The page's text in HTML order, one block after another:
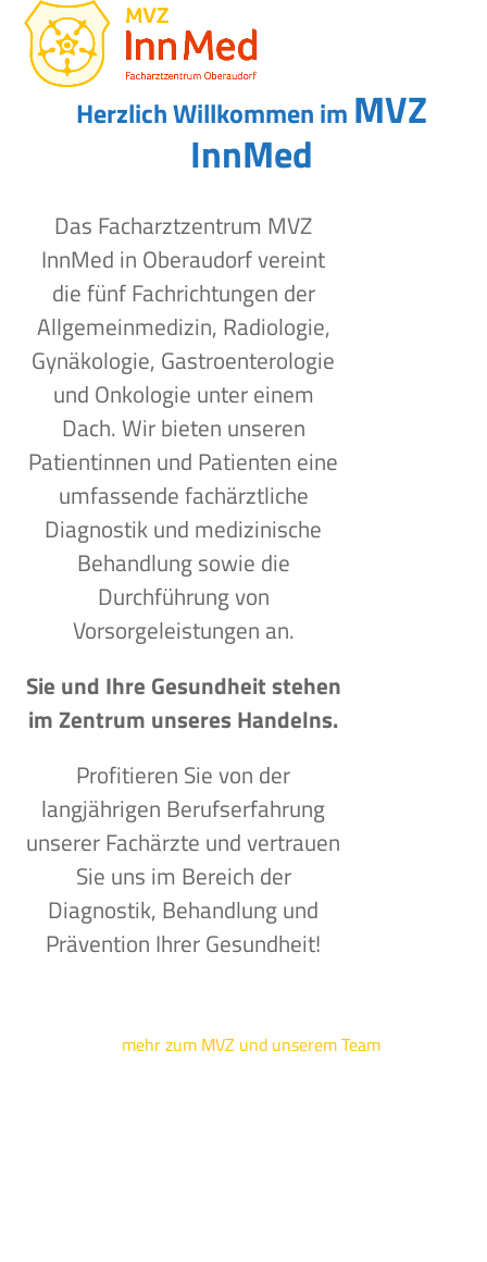
Skip
content
Open
mobile
menu
Close
mobile
menu
Herzlich Willkommen im MVZ
InnMed
Das Facharztzentrum MVZ
InnMed in Oberaudorf vereint
die fünf Fachrichtungen der
Allgemeinmedizin, Radiologie,
Gynäkologie, Gastroenterologie
und Onkologie unter einem
Dach. Wir bieten unseren
Patientinnen und Patienten eine
umfassende fachärztliche
Diagnostik und medizinische
Behandlung sowie die
Durchführung von
Vorsorgeleistungen an.
Sie und Ihre Gesundheit stehen
im Zentrum unseres Handelns.
Profitieren Sie von der
langjährigen Berufserfahrung
unserer Fachärzte und vertrauen
Sie uns im Bereich der
Diagnostik, Behandlung und
Prävention Ihrer Gesundheit!
mehr zum MVZ und unserem Team